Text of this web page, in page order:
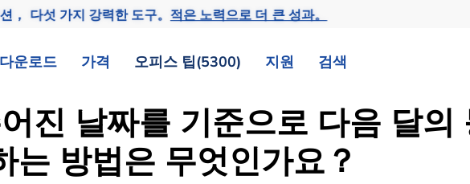
， 다섯 가지 강력한 도구。적은 노력으로 더 큰 성과。
다운로드 가격 오피스 팁(5300) 지원 검색
진 날짜를 기준으로 다음 달
는 방법은 무엇인가요？